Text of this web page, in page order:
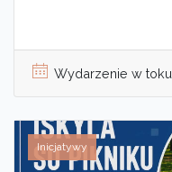
Wydarzenie w toku
Inicjatywy